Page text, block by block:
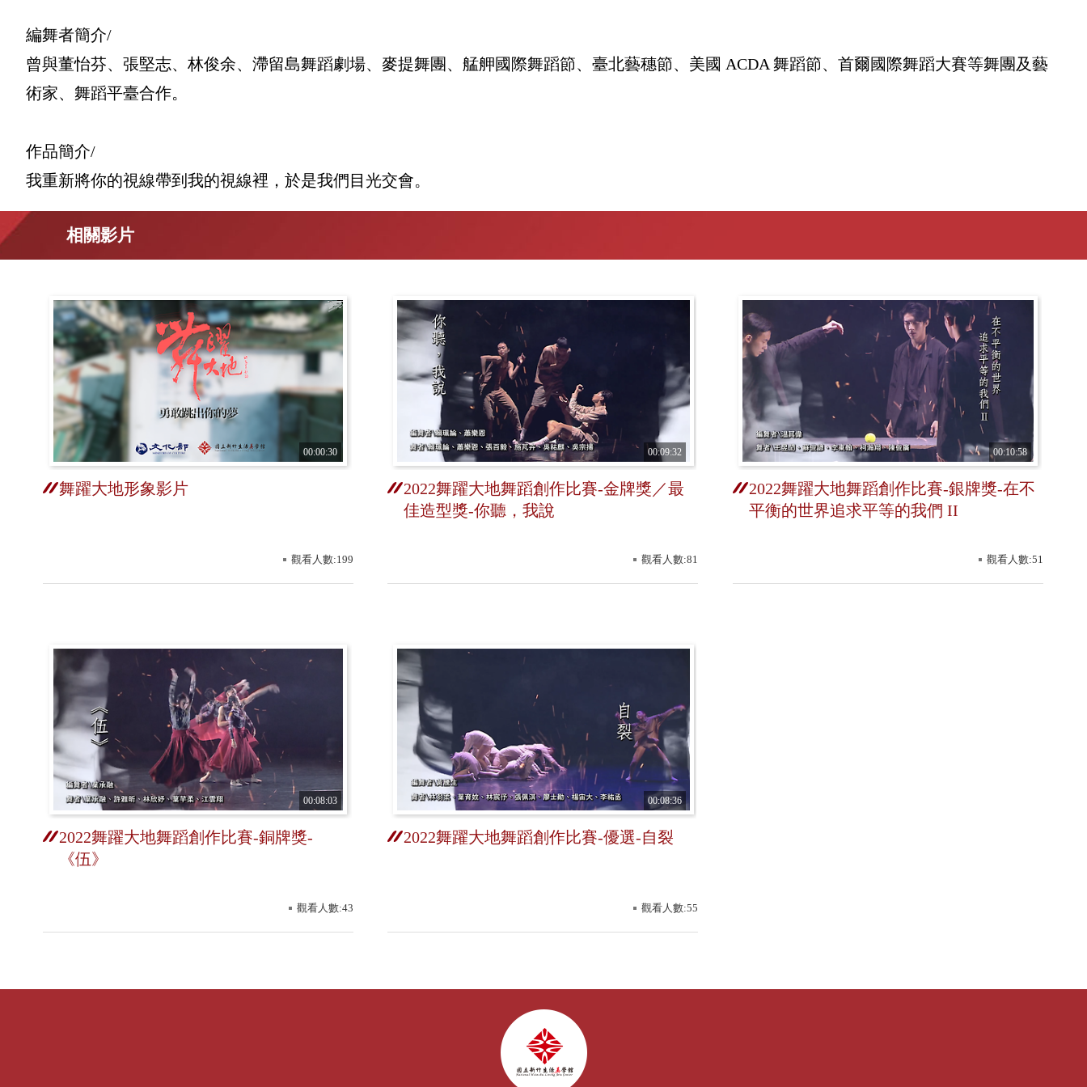
編舞者簡介/
曾與董怡芬、張堅志、林俊余、滯留島舞蹈劇場、麥提舞團、艋舺國際舞蹈節、臺北藝穗節、美國 ACDA 舞蹈節、首爾國際舞蹈大賽等舞團及藝
術家、舞蹈平臺合作。
作品簡介/
我重新將你的視線帶到我的視線裡，於是我們目光交會。
相關影片
00:00:30
舞躍大地形象影片
觀看人數:199
00:09:32
2022舞躍大地舞蹈創作比賽-金牌獎／最
佳造型獎-你聽，我說
觀看人數:81
00:10:58
2022舞躍大地舞蹈創作比賽-銀牌獎-在不
平衡的世界追求平等的我們 II
觀看人數:51
00:08:03
2022舞躍大地舞蹈創作比賽-銅牌獎-
《伍》
觀看人數:43
00:08:36
2022舞躍大地舞蹈創作比賽-優選-自裂
觀看人數:55